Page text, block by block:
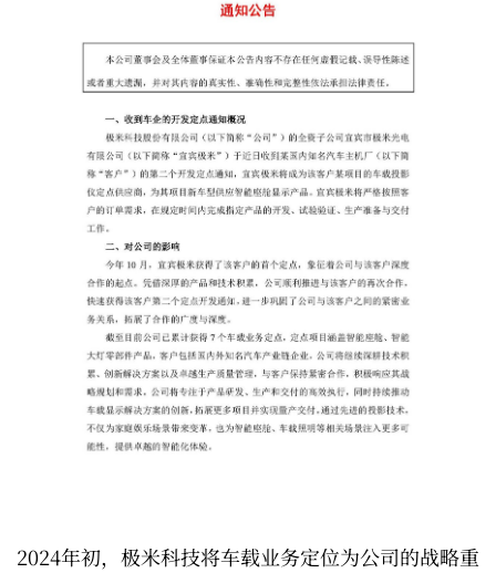
2024年初，极米科技将车载业务定位为公司的战略重